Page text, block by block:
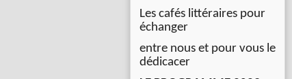
Les cafés littéraires pour
échanger
entre nous et pour vous le
dédicacer